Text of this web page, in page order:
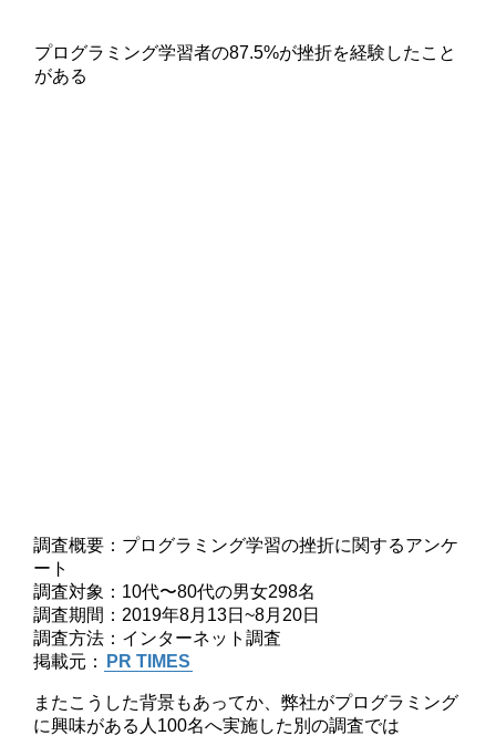
プログラミング学習者の87.5%が挫折を経験したこと
がある
調査概要：プログラミング学習の挫折に関するアンケ
ート
調査対象：10代〜80代の男女298名
調査期間：2019年8月13日~8月20日
調査方法：インターネット調査
掲載元：
PR TIMES
またこうした背景もあってか、弊社がプログラミング
に興味がある人100名へ実施した別の調査では